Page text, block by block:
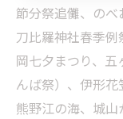
節分祭追儺、の
刀比羅神社春季
岡七夕まつり、
んば祭）、伊形花
熊野江の海、城